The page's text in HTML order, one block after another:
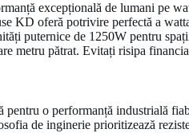
excepțională de lumani pe
KD oferă potrivire perfectă a
puternice de 1250W pentru
metru pătrat. Evitați risipa
o performanță industrială
de inginerie prioritizează